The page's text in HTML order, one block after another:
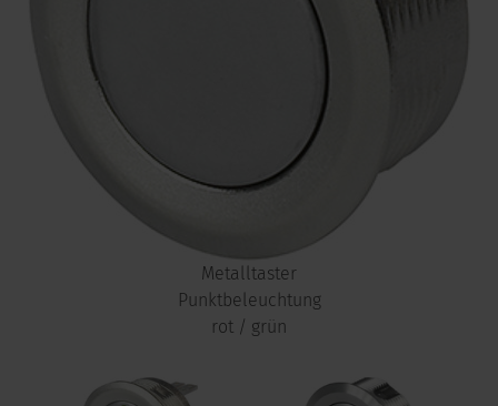
Metalltaster
Punktbeleuchtung
rot / grün